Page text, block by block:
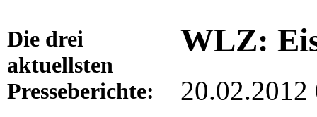
Die drei
aktuellsten
Presseberichte:
WLZ:
20.02.2012